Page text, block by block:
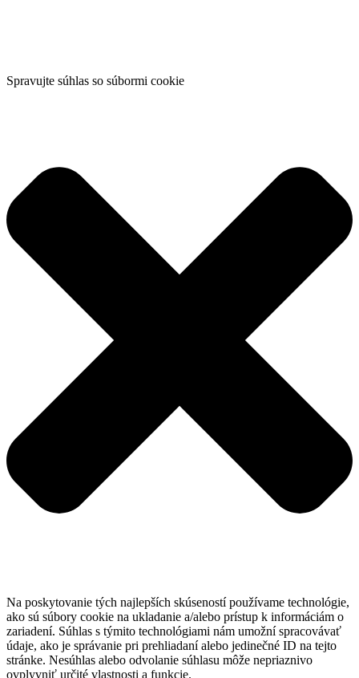
Spravujte súhlas so súbormi cookie
Na poskytovanie tých najlepších skúseností používame technológie,
ako sú súbory cookie na ukladanie a/alebo prístup k informáciám o
zariadení. Súhlas s týmito technológiami nám umožní spracovávať
údaje, ako je správanie pri prehliadaní alebo jedinečné ID na tejto
stránke. Nesúhlas alebo odvolanie súhlasu môže nepriaznivo
ovplyvniť určité vlastnosti a funkcie.